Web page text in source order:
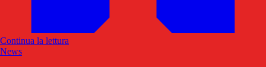
Continua la lettura
News